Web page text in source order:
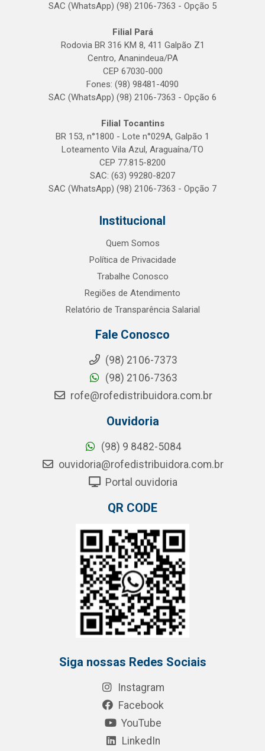
SAC (WhatsApp) (98) 2106-7363 - Opção 5
Filial Pará
Rodovia BR 316 KM 8, 411 Galpão Z1
Centro, Ananindeua/PA
CEP 67030-000
Fones: (98) 98481-4090
SAC (WhatsApp) (98) 2106-7363 - Opção 6
Filial Tocantins
BR 153, n°1800 - Lote n°029A, Galpão 1
Loteamento Vila Azul, Araguaína/TO
CEP 77.815-8200
SAC: (63) 99280-8207
SAC (WhatsApp) (98) 2106-7363 - Opção 7
Institucional
Quem Somos
Política de Privacidade
Trabalhe Conosco
Regiões de Atendimento
Relatório de Transparência Salarial
Fale Conosco
(98) 2106-7373
(98) 2106-7363
rofe@rofedistribuidora.com.br
Ouvidoria
(98) 9 8482-5084
ouvidoria@rofedistribuidora.com.br
Portal ouvidoria
QR CODE
Siga nossas Redes Sociais
Instagram
Facebook
YouTube
LinkedIn